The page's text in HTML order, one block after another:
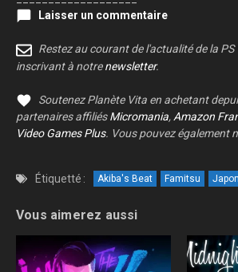
Laisser un commentaire
Restez au courant de l'actualité de la PS
inscrivant à notrenewsletter.
Soutenez Planète Vita en achetant
partenaires affiliésMicromania, Amazon
Video Games Plus. Vous pouvez également
Étiquetté : Akiba's Beat Famitsu Japon
Vous aimerez aussi